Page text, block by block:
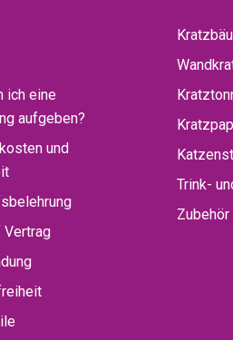
ich eine
aufgeben?
und
Vertrag
Trink-
Zubehör